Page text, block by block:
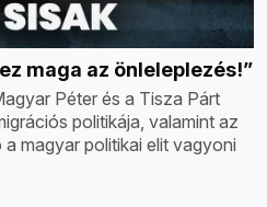
maga az önleleplezés!”
Péter és a Tisza Párt
politikája, valamint az
magyar politikai elit vagyoni